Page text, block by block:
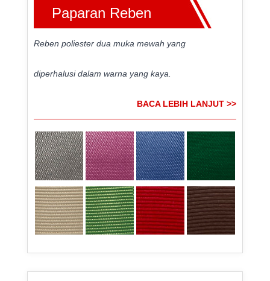
Paparan Reben
Reben poliester dua muka mewah yang
diperhalusi dalam warna yang kaya.
BACA LEBIH LANJUT >>